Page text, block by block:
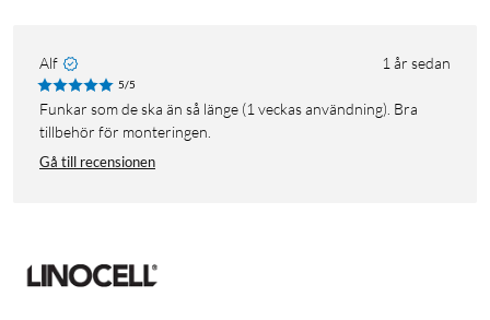
Alf 1 år sedan
5/5
Funkar som de ska än så länge (1 veckas användning). Bra
tillbehör för monteringen.
Gå till recensionen